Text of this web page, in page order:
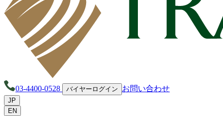
03-4400-0528 バイヤーログイン お問い合わせ
JP
EN